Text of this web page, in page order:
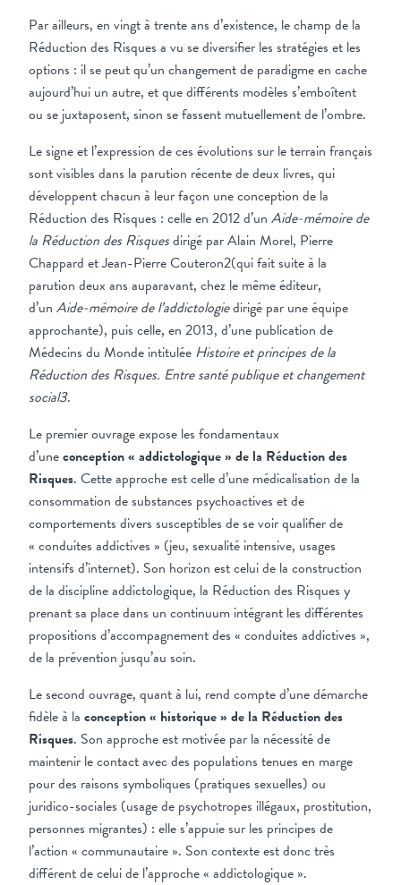
Par ailleurs, en vingt à trente ans d’existence, le champ de la
Réduction des Risques a vu se diversifier les stratégies et les
options : il se peut qu’un changement de paradigme en cache
aujourd’hui un autre, et que différents modèles s’emboîtent
ou se juxtaposent, sinon se fassent mutuellement de l’ombre.
Le signe et l’expression de ces évolutions sur le terrain français
sont visibles dans la parution récente de deux livres, qui
développent chacun à leur façon une conception de la
Réduction des Risques : celle en 2012 d’un Aide-mémoire de
la Réduction des Risquesdirigé par Alain Morel, Pierre
Chappard et Jean-Pierre Couteron2(qui fait suite à la
parution deux ans auparavant, chez le même éditeur,
d’un Aide-mémoire de l’addictologiedirigé par une équipe
approchante), puis celle, en 2013, d’une publication de
Médecins du Monde intitulée Histoire et principes de la
Réduction des Risques. Entre santé publique et changement
social3.
Le premier ouvrage expose les fondamentaux
d’uneconception « addictologique » de la Réduction des
Risques. Cette approche est celle d’une médicalisation de la
consommation de substances psychoactives et de
comportements divers susceptibles de se voir qualifier de
« conduites addictives » (jeu, sexualité intensive, usages
intensifs d’internet). Son horizon est celui de la construction
de la discipline addictologique, la Réduction des Risques y
prenant sa place dans un continuum intégrant les différentes
propositions d’accompagnement des « conduites addictives »,
de la prévention jusqu’au soin.
Le second ouvrage, quant à lui, rend compte d’une démarche
fidèle à la conception « historique » de la Réduction des
Risques. Son approche est motivée par la nécessité de
maintenir le contact avec des populations tenues en marge
pour des raisons symboliques (pratiques sexuelles) ou
juridico-sociales (usage de psychotropes illégaux, prostitution,
personnes migrantes) : elle s’appuie sur les principes de
l’action « communautaire ». Son contexte est donc très
différent de celui de l’approche « addictologique ».